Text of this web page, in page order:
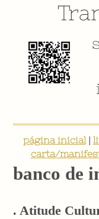
página inicial|
carta/
banco de
. Atitude